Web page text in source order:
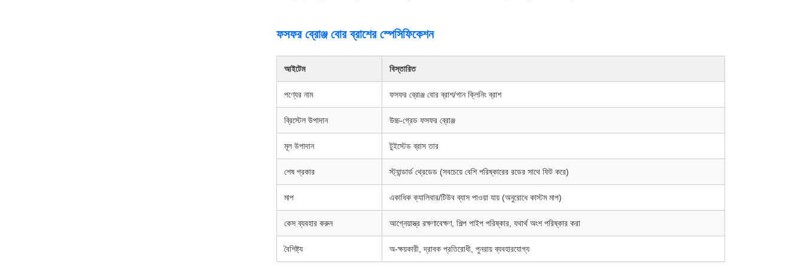
ফসফর ব্রোঞ্জ বোর ব্রাশের স্পেসিফিকেশন
আইটেম বিস্তারিত
পণ্যের নাম ফসফর ব্রোঞ্জ বোর ব্রাশ/গান ক্লিনিং ব্রাশ
ব্রিস্টেল উপাদান উচ্চ-গ্রেড ফসফর ব্রোঞ্জ
মূল উপাদান টুইস্টেড ব্রাস তার
শেষ প্রকার স্ট্যান্ডার্ড থ্রেডেড (সবচেয়ে বেশি পরিষ্কারের রডের সাথে ফিট করে)
মাপ একাধিক ক্যালিবার/টিউব ব্যাস পাওয়া যায় (অনুরোধে কাস্টম মাপ)
কেস ব্যবহার করুন আগ্নেয়াস্ত্র রক্ষণাবেক্ষণ, শিল্প পাইপ পরিষ্কার, যথার্থ অংশ পরিষ্কার করা
বৈশিষ্ট্য অ-ক্ষয়কারী, দ্রাবক প্রতিরোধী, পুনরায় ব্যবহারযোগ্য